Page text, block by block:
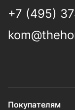
+7 (495)
Покупателям